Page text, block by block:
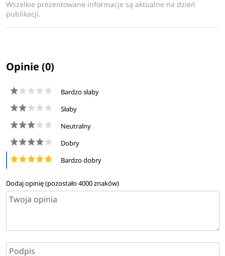
Wszelkie prezentowane informacje są aktualne na dzień
publikacji.
Opinie (0)
Bardzo słaby
Słaby
Neutralny
Dobry
Bardzo dobry
Dodaj opinię (pozostało4000znaków)